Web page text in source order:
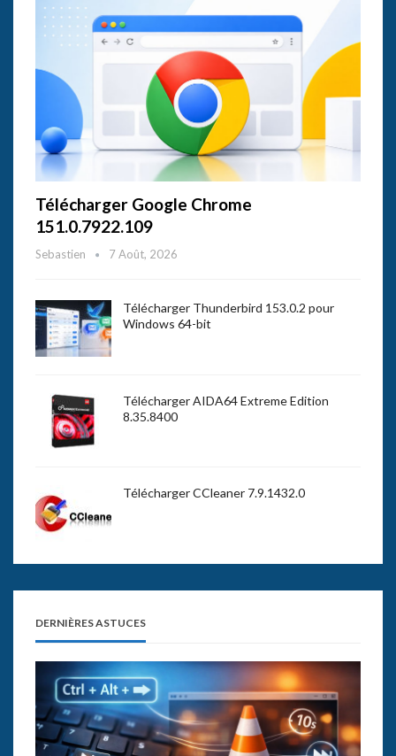
Télécharger Google Chrome
151.0.7922.109
Sebastien 7 Août, 2026
Télécharger Thunderbird 153.0.2 pour
Windows 64-bit
Télécharger AIDA64 Extreme Edition
8.35.8400
Télécharger CCleaner 7.9.1432.0
DERNIÈRES ASTUCES